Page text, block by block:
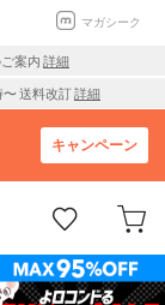
マガシーク
案内 詳細
〜 送料改訂詳細
キャンペーン